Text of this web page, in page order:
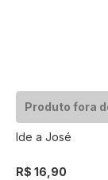
Produto fora
Ide a José
R$ 16,90